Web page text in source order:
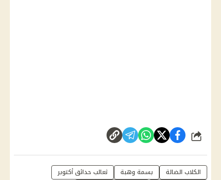
شارك
الكلاب الضالة بسمة وهبة
ثعالب حدائق أكتوبر